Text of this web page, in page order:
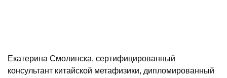
Екатерина Смолинска, сертифицированный
консультант китайской метафизики, дипломированный